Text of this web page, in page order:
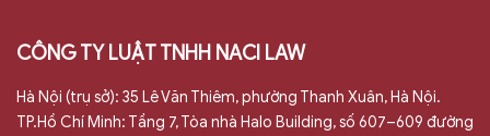
CÔNG TY LUẬT TNHH NACI LAW
Hà Nội (trụ sở): 35 Lê Văn Thiêm, phường Thanh Xuân, Hà Nội.
TP.Hồ Chí Minh: Tầng 7, Tòa nhà Halo Building, số 607–609 đường